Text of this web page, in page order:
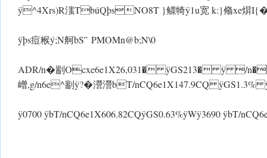
ÿ^4Xrs)R滍TbúQþsNO8T }鳏犄 ÿ1u宽 k:}翛xe焺
 ÿþs痘糇ý;N舸bS'` PMOMn@b;N\0
ADR/n�剬Ocxe6e1X26,031� ÿGS213� ÿ /
嶒,g/n6e^剬 ÿ?�瀯瀯bT/nCQ6e1X147.9CQ
ÿ0700 ÿbT/nCQ6e1X606.82CQ ÿGS0.63% ÿWÿ3690 ÿbT/